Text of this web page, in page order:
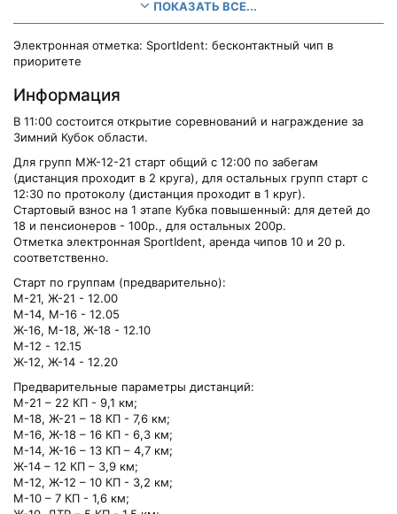
Вне конкурса - Простая дистанция уровня 14 гр – 15-90
лет
ПОКАЗАТЬ ВСЕ...
Электронная отметка: SportIdent: бесконтактный чип в
приоритете
Информация
В 11:00 состоится открытие соревнований и награждение за
Зимний Кубок области.
Для групп МЖ-12-21 старт общий с 12:00 по забегам
(дистанция проходит в 2 круга), для остальных групп старт с
12:30 по протоколу (дистанция проходит в 1 круг).
Стартовый взнос на 1 этапе Кубка повышенный: для детей до
18 и пенсионеров - 100р., для остальных 200р.
Отметка электронная SportIdent, аренда чипов 10 и 20 р.
соответственно.
Старт по группам (предварительно):
М-21, Ж-21 - 12.00
М-14, М-16 - 12.05
Ж-16, М-18, Ж-18 - 12.10
М-12 - 12.15
Ж-12, Ж-14 - 12.20
Предварительные параметры дистанций:
М-21 – 22 КП - 9,1 км;
М-18, Ж-21 – 18 КП - 7,6 км;
М-16, Ж-18 – 16 КП - 6,3 км;
М-14, Ж-16 – 13 КП – 4,7 км;
Ж-14 – 12 КП – 3,9 км;
М-12, Ж-12 – 10 КП - 3,2 км;
М-10 – 7 КП - 1,6 км;